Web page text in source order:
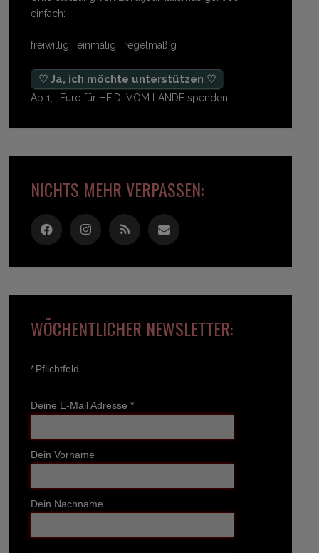
einfach:
freiwillig | einmalig | regelmäßig
♡ Ja, ich möchte unterstützen ♡
Ab 1,- Euro für HEIDI VOM LANDE spenden!
NICHTS MEHR VERPASSEN:
WÖCHENTLICHER NEWSLETTER:
*Pflichtfeld
Deine E-Mail Adresse *
Dein Vorname
Dein Nachname